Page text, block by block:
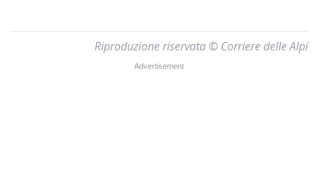
Riproduzione riservata © Corriere delle Alpi